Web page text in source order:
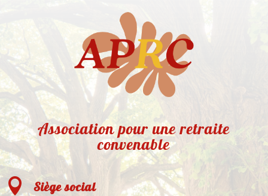
Association pour une retraite
convenable
 Siège social